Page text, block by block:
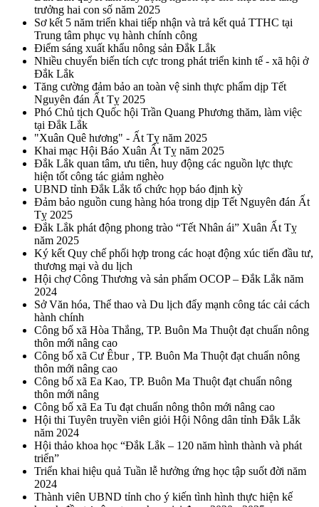
trưởng hai con số năm 2025
Sơ kết 5 năm triển khai tiếp nhận và trả kết quả TTHC tại
Trung tâm phục vụ hành chính công
Điểm sáng xuất khẩu nông sản Đắk Lắk
Nhiều chuyển biến tích cực trong phát triển kinh tế - xã hội ở
Đắk Lắk
Tăng cường đảm bảo an toàn vệ sinh thực phẩm dịp Tết
Nguyên đán Ất Tỵ 2025
Phó Chủ tịch Quốc hội Trần Quang Phương thăm, làm việc
tại Đắk Lắk
"Xuân Quê hương" - Ất Tỵ năm 2025
Khai mạc Hội Báo Xuân Ất Tỵ năm 2025
Đắk Lắk quan tâm, ưu tiên, huy động các nguồn lực thực
hiện tốt công tác giảm nghèo
UBND tỉnh Đắk Lắk tổ chức họp báo định kỳ
Đảm bảo nguồn cung hàng hóa trong dịp Tết Nguyên đán Ất
Tỵ 2025
Đắk Lắk phát động phong trào “Tết Nhân ái” Xuân Ất Tỵ
năm 2025
Ký kết Quy chế phối hợp trong các hoạt động xúc tiến đầu tư,
thương mại và du lịch
Hội chợ Công Thương và sản phẩm OCOP – Đắk Lắk năm
2024
Sở Văn hóa, Thể thao và Du lịch đẩy mạnh công tác cải cách
hành chính
Công bố xã Hòa Thắng, TP. Buôn Ma Thuột đạt chuẩn nông
thôn mới nâng cao
Công bố xã Cư Êbur , TP. Buôn Ma Thuột đạt chuẩn nông
thôn mới nâng cao
Công bố xã Ea Kao, TP. Buôn Ma Thuột đạt chuẩn nông
thôn mới nâng
Công bố xã Ea Tu đạt chuẩn nông thôn mới nâng cao
Hội thi Tuyên truyền viên giỏi Hội Nông dân tỉnh Đắk Lắk
năm 2024
Hội thảo khoa học “Đắk Lắk – 120 năm hình thành và phát
triển”
Triển khai hiệu quả Tuần lễ hưởng ứng học tập suốt đời năm
2024
Thành viên UBND tỉnh cho ý kiến tình hình thực hiện kế